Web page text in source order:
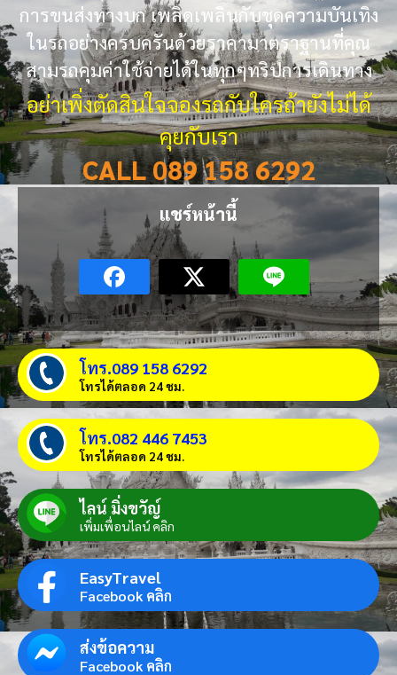
การขนส่งทางบก เพลิดเพลินกับชุดความบันเทิง
ในรถอย่างครบครันด้วยราคามาตราฐานที่คุณ
สามรถคุมค่าใช้จ่ายได้ในทุกๆทริปการเดินทาง
อย่าเพิ่งตัดสินใจจองรถกับใครถ้ายังไม่ได้
คุยกับเรา
CALL 089 158 6292
แชร์หน้านี้
โทร.089 158 6292
โทรได้ตลอด 24 ชม.
โทร.082 446 7453
โทรได้ตลอด 24 ชม.
ไลน์ มิ่งขวัญ์
เพิ่มเพื่อนไลน์ คลิก
EasyTravel
Facebook คลิก
ส่งข้อความ
Facebook คลิก